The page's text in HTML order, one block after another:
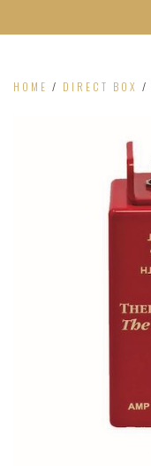
HOME / DIRECT BOX /